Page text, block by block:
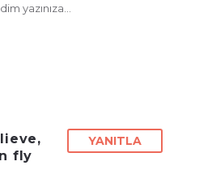
yazınıza…
fly
YANITLA